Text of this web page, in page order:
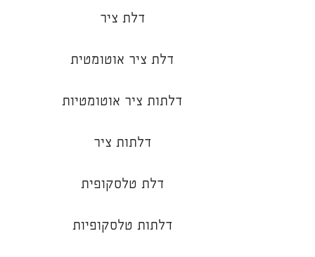
דלת ציר
דלת ציר אוטומטית
דלתות ציר אוטומטיות
דלתות ציר
דלת טלסקופית
דלתות טלסקופיות